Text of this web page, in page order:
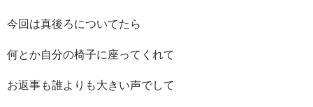
今回は真後ろについてたら
何とか自分の椅子に座ってくれて
お返事も誰よりも大きい声でして